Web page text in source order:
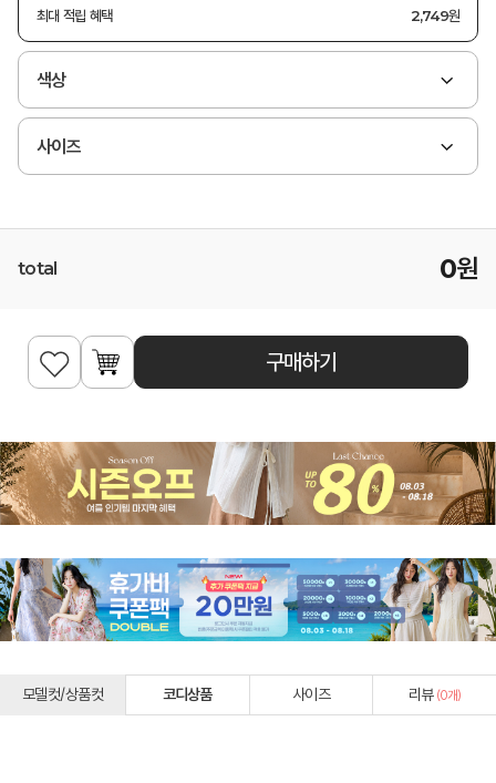
최대 적립 혜택 2,749원
색상
사이즈
total 0원
구매하기
모델컷/상품컷 코디상품 사이즈 리뷰 (0개)